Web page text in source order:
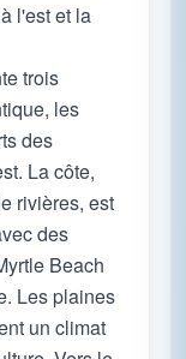
l'est et la
trois
les
des
La côte,
rivières, est
des
Beach
Les plaines
un climat